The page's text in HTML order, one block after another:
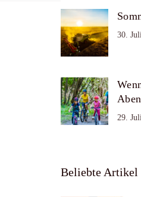
30.
29.
Beliebte Artikel